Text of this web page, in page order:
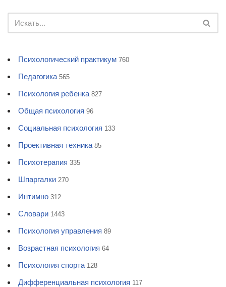
Психологический практикум 760
Педагогика 565
Психология ребенка 827
Общая психология 96
Социальная психология 133
Проективная техника 85
Психотерапия 335
Шпаргалки 270
Интимно 312
Словари 1443
Психология управления 89
Возрастная психология 64
Психология спорта 128
Дифференциальная психология 117